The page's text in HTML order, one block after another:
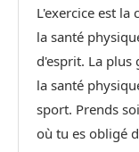
L'exercice est la
la santé
d'esprit. La plus
la santé
sport. Prends
où tu es obligé